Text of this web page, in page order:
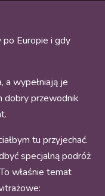
Europie i gdy
a wypełniają je
dobry przewodnik
tu przyjechać.
specjalną podróż
właśnie temat